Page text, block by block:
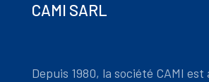
CAMI SARL
Depuis 1980, la société CAMI est